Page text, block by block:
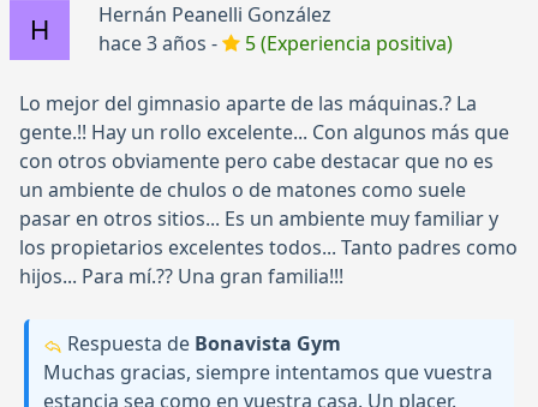
Hernán Peanelli González
hace 3 años -
5 (Experiencia positiva)
Lo mejor del gimnasio aparte de las máquinas.? La
gente.!! Hay un rollo excelente... Con algunos más que
con otros obviamente pero cabe destacar que no es
un ambiente de chulos o de matones como suele
pasar en otros sitios... Es un ambiente muy familiar y
los propietarios excelentes todos... Tanto padres como
hijos... Para mí.?? Una gran familia!!!
Respuesta de Bonavista Gym
Muchas gracias, siempre intentamos que vuestra
estancia sea como en vuestra casa. Un placer.